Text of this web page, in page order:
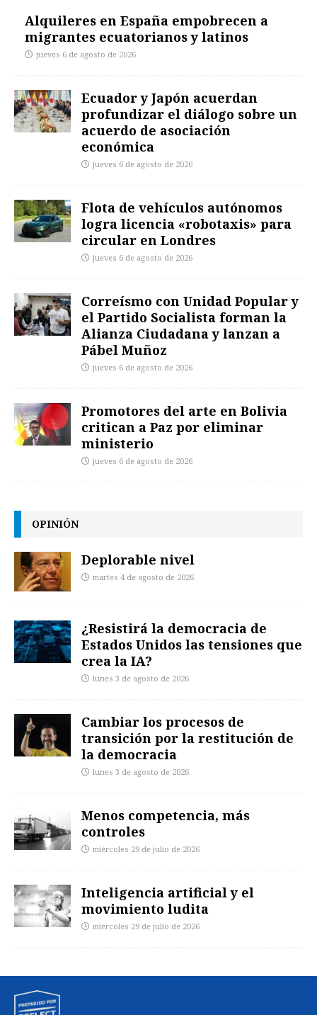
Alquileres en España empobrecen a
migrantes ecuatorianos y latinos
jueves 6 de agosto de 2026
Ecuador y Japón acuerdan
profundizar el diálogo sobre un
acuerdo de asociación
económica
jueves 6 de agosto de 2026
Flota de vehículos autónomos
logra licencia «robotaxis» para
circular en Londres
jueves 6 de agosto de 2026
Correísmo con Unidad Popular y
el Partido Socialista forman la
Alianza Ciudadana y lanzan a
Pábel Muñoz
jueves 6 de agosto de 2026
Promotores del arte en Bolivia
critican a Paz por eliminar
ministerio
jueves 6 de agosto de 2026
OPINIÓN
Deplorable nivel
martes 4 de agosto de 2026
¿Resistirá la democracia de
Estados Unidos las tensiones que
crea la IA?
lunes 3 de agosto de 2026
Cambiar los procesos de
transición por la restitución de
la democracia
lunes 3 de agosto de 2026
Menos competencia, más
controles
miércoles 29 de julio de 2026
Inteligencia artificial y el
movimiento ludita
miércoles 29 de julio de 2026